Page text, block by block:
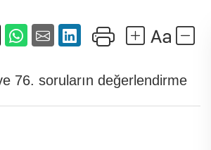
76. soruların değerlendirme